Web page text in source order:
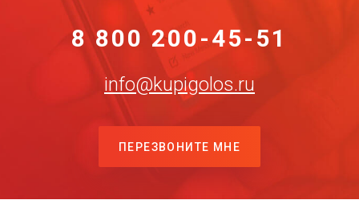
8 800 200-45-51
info@kupigolos.ru
ПЕРЕЗВОНИТЕ МНЕ